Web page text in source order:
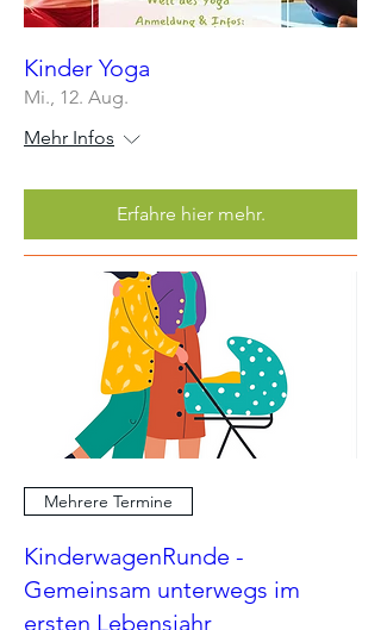
Kinder Yoga
Mi., 12. Aug.
Mehr Infos
Erfahre hier mehr.
Mehrere Termine
KinderwagenRunde -
Gemeinsam unterwegs im
ersten Lebensjahr